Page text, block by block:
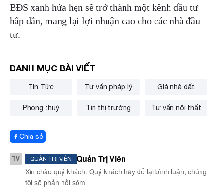
BĐS xanh hứa hẹn sẽ trở thành một kênh đầu tư
hấp dẫn, mang lại lợi nhuận cao cho các nhà đầu
tư.
DANH MỤC BÀI VIẾT
Tin Tức Tư vấn pháp lý Giá nhà đất
Phong thuỷ Tin thị trường Tư vấn nội thất
Chia sẻ
TV Quản Trị Viên
QUẢN TRỊ VIÊN
Xin chào quý khách. Quý khách hãy để lại bình luận, chúng
tôi sẽ phản hồi sớm